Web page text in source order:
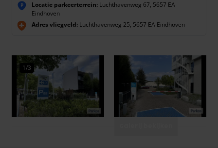
P Locatie parkeerterrein: Luchthavenweg 67, 5657 EA
Eindhoven
Adres vliegveld: Luchthavenweg 25, 5657 EA Eindhoven
1/3